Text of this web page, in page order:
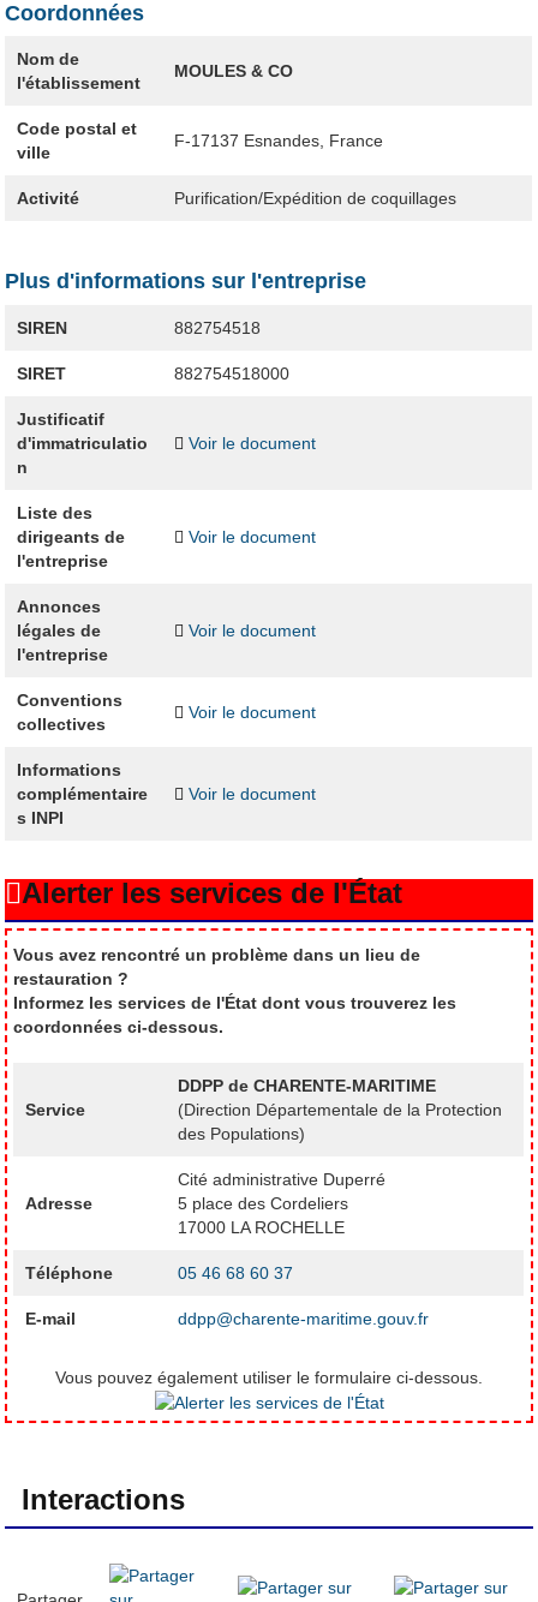
Coordonnées
Nom de
l'établissement
MOULES & CO
Code postal et
ville
F-17137 Esnandes, France
Activité Purification/Expédition de coquillages
Plus d'informations sur l'entreprise
SIREN 882754518
SIRET 882754518000
Justificatif
d'immatriculatio
n
Voir le document
Liste des
dirigeants de
l'entreprise
Voir le document
Annonces
légales de
l'entreprise
Voir le document
Conventions
collectives
Voir le document
Informations
complémentaire
s INPI
Voir le document
Alerter les services de l'État
Vous avez rencontré un problème dans un lieu de
restauration ?
Informez les services de l'État dont vous trouverez les
coordonnées ci-dessous.
Service
DDPP de CHARENTE-MARITIME
(Direction Départementale de la Protection
des Populations)
Adresse
Cité administrative Duperré
5 place des Cordeliers
17000 LA ROCHELLE
Téléphone 05 46 68 60 37
E-mail ddpp@charente-maritime.gouv.fr
Vous pouvez également utiliser le formulaire ci-dessous.
Interactions